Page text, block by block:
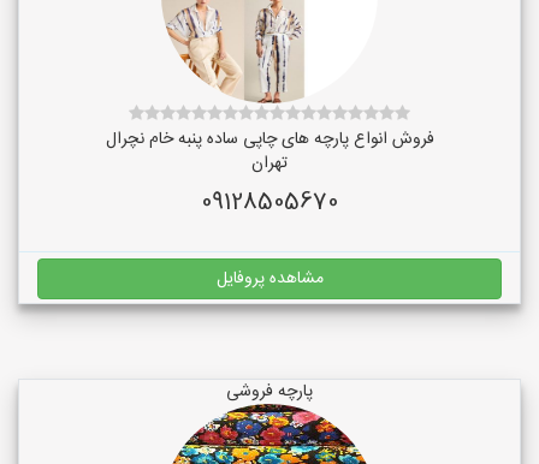
فروش انواع پارچه های چاپی ساده پنبه خام نچرال
تهران
09128505670
مشاهده پروفایل
پارچه فروشی